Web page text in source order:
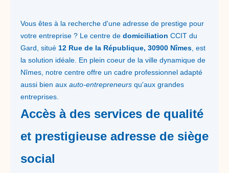
Vous êtes à la recherche d'une adresse de prestige pour
votre entreprise ? Le centre de domiciliation CCIT du
Gard, situé 12 Rue de la République, 30900 Nîmes , est
la solution idéale. En plein coeur de la ville dynamique de
Nîmes, notre centre offre un cadre professionnel adapté
aussi bien aux auto-entrepreneurs qu'aux grandes
entreprises.
Accès à des services de qualité
et prestigieuse adresse de siège
social